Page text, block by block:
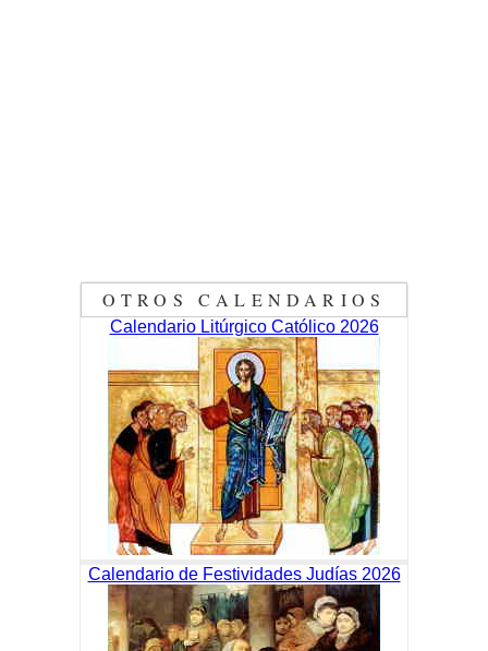
OTROS CALENDARIOS
Calendario Litúrgico Católico 2026
Calendario de Festividades Judías 2026